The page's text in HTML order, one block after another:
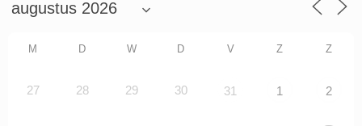
M D W D V Z Z
27 28 29 30 31 1 2